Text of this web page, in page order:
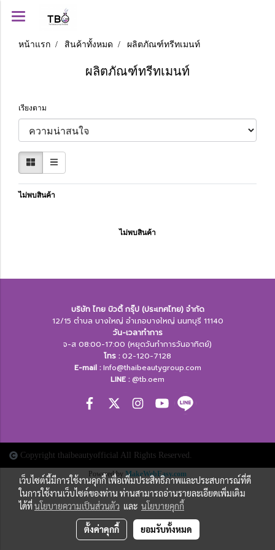
หน้าแรก สินค้าทั้งหมด ผลิตภัณฑ์ทรีทเมนท์
ผลิตภัณฑ์ทรีทเมนท์
เรียงตาม
ไม่พบสินค้า
ไม่พบสินค้า
บริษัท ไทย บิวตี้ กรุ๊ป (ประเทศไทย) จำกัด
12/15 ตำบล บางใหญ่ อำเภอบางใหญ่ นนทบุรี 11140
วัน-เวลาทำการ
จ-ส 08:00-17:00 (หยุดวันทำการวันอาทิตย์)
โทร :02-120-7128
E-mail :Info@thaibeautygroup.com
LINE :​@tb.oem
Copyright thaibeautyofficial All Rights Reserved.
Powered by MakeWebEasy.com
เว็บไซต์นี้มีการใช้งานคุกกี้ เพื่อเพิ่มประสิทธิภาพและประสบการณ์ที่ดี
ในการใช้งานเว็บไซต์ของท่าน ท่านสามารถอ่านรายละเอียดเพิ่มเติม
ได้ที่นโยบายความเป็นส่วนตัว และ นโยบายคุกกี้
ตั้งค่าคุกกี้ ยอมรับทั้งหมด